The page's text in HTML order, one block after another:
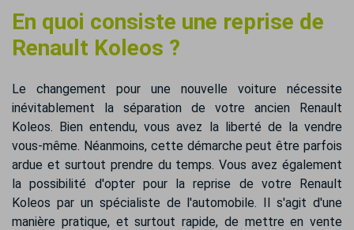
En quoi consiste une reprise de
Renault Koleos ?
Le changement pour une nouvelle voiture nécessite
inévitablement la séparation de votre ancien Renault
Koleos. Bien entendu, vous avez la liberté de la vendre
vous-même. Néanmoins, cette démarche peut être parfois
ardue et surtout prendre du temps. Vous avez également
la possibilité d'opter pour la reprise de votre Renault
Koleos par un spécialiste de l'automobile. Il s'agit d'une
manière pratique, et surtout rapide, de mettre en vente